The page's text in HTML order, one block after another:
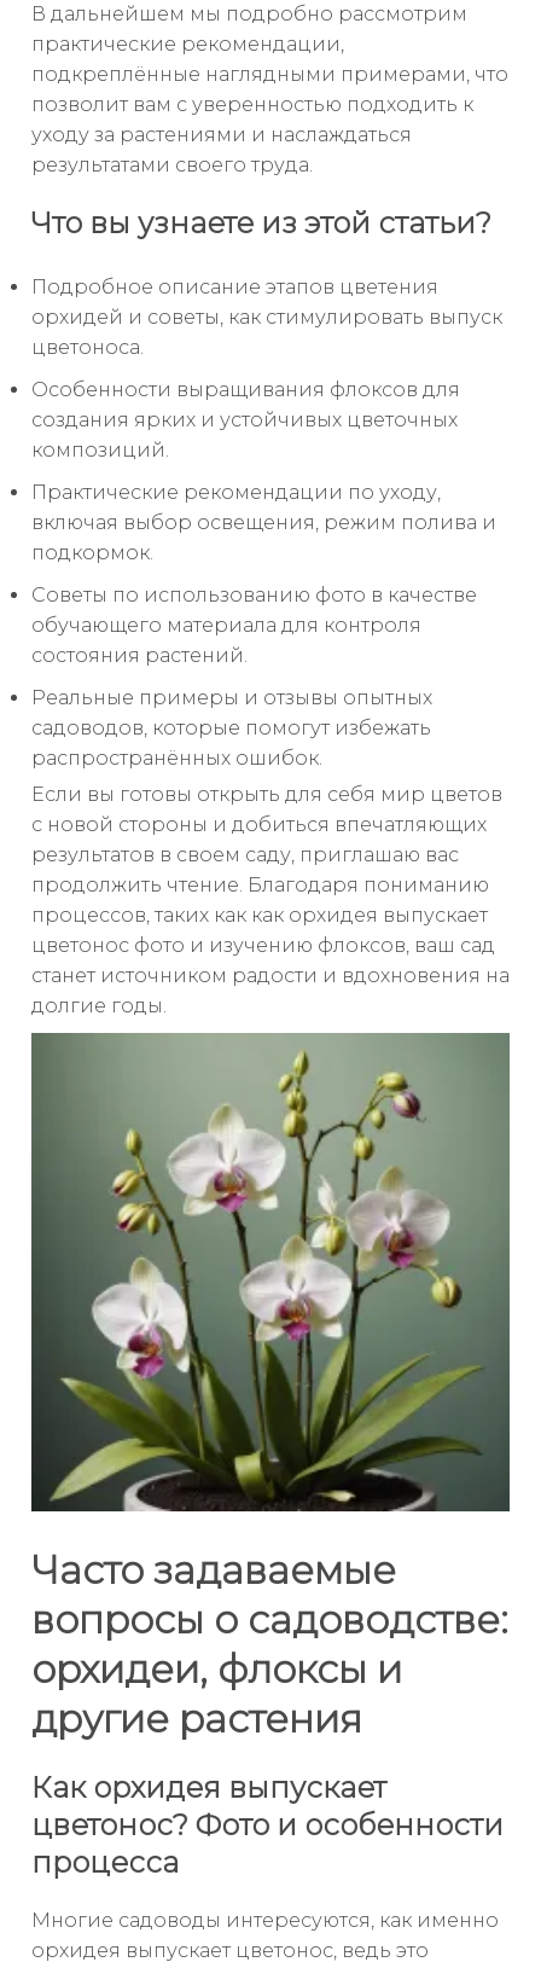
В дальнейшем мы подробно рассмотрим
практические рекомендации,
подкреплённые наглядными примерами, что
позволит вам с уверенностью подходить к
уходу за растениями и наслаждаться
результатами своего труда.
Что вы узнаете из этой статьи?
Подробное описание этапов цветения
орхидей и советы, как стимулировать выпуск
цветоноса.
Особенности выращивания флоксов для
создания ярких и устойчивых цветочных
композиций.
Практические рекомендации по уходу,
включая выбор освещения, режим полива и
подкормок.
Советы по использованию фото в качестве
обучающего материала для контроля
состояния растений.
Реальные примеры и отзывы опытных
садоводов, которые помогут избежать
распространённых ошибок.
Если вы готовы открыть для себя мир цветов
с новой стороны и добиться впечатляющих
результатов в своем саду, приглашаю вас
продолжить чтение. Благодаря пониманию
процессов, таких как как орхидея выпускает
цветонос фото и изучению флоксов, ваш сад
станет источником радости и вдохновения на
долгие годы.
Часто задаваемые
вопросы о садоводстве:
орхидеи, флоксы и
другие растения
Как орхидея выпускает
цветонос? Фото и особенности
процесса
Многие садоводы интересуются, как именно
орхидея выпускает цветонос, ведь это